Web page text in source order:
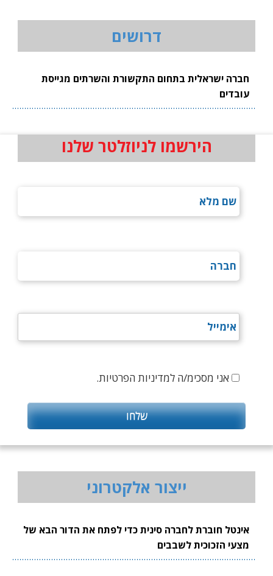
דרושים
חברה ישראלית בתחום התקשורת והשרתים מגייסת
עובדים
הירשמו לניוזלטר שלנו
אני מסכימ/ה למדיניות הפרטיות.
ייצור אלקטרוני
אינטל חוברת לחברה סינית כדי לפתח את הדור הבא של
מצעי הזכוכית לשבבים